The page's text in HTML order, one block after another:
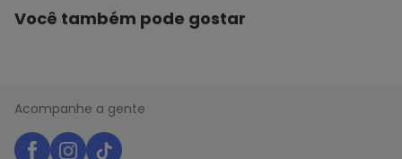
Você também pode gostar
Acompanhe a gente